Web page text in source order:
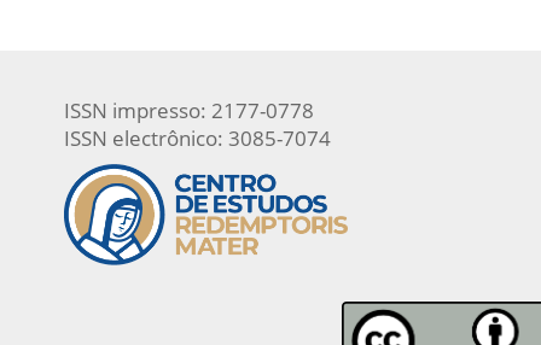
ISSN impresso: 2177-0778
ISSN electrônico: 3085-7074